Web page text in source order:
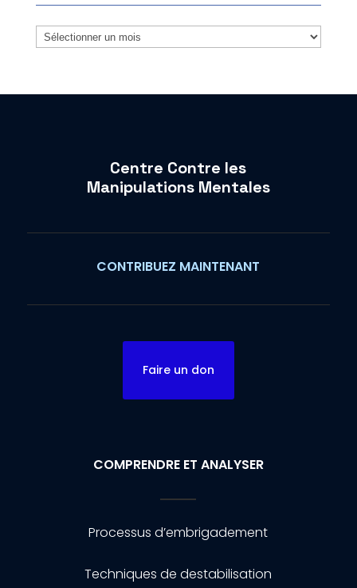
Archives
Centre Contre les
Manipulations Mentales
CONTRIBUEZ MAINTENANT
Faire un don
COMPRENDRE ET ANALYSER
Processus d’embrigadement
Techniques de destabilisation